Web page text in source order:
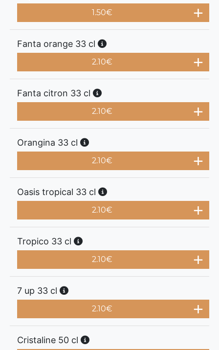
1.50€
Fanta orange 33 cl
2.10€
Fanta citron 33 cl
2.10€
Orangina 33 cl
2.10€
Oasis tropical 33 cl
2.10€
Tropico 33 cl
2.10€
7 up 33 cl
2.10€
Cristaline 50 cl